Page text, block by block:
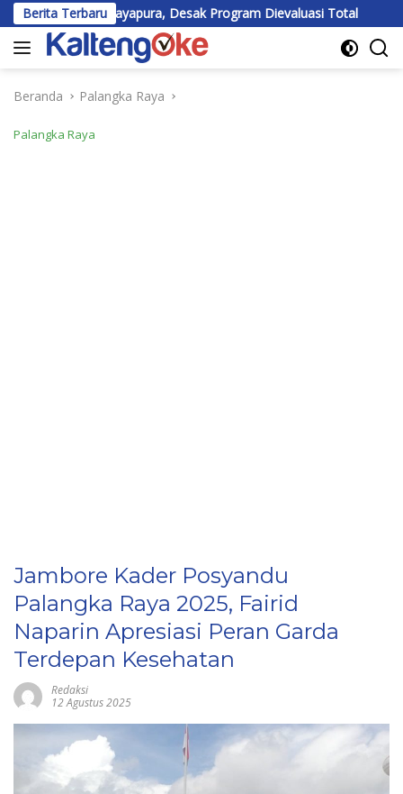
Langsung
ke
konten
Berita Terbaru
Jayapura, Desak Program Dievaluasi Total BEM UPR
Beranda Palangka Raya
Palangka Raya
Jambore Kader Posyandu
Palangka Raya 2025, Fairid
Naparin Apresiasi Peran Garda
Terdepan Kesehatan
Redaksi
12 Agustus 2025